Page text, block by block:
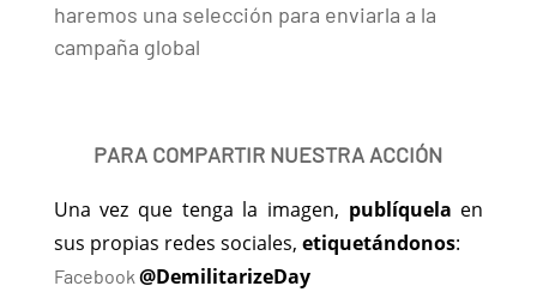
haremos una selección para enviarla a la
campaña global
PARA COMPARTIR NUESTRA ACCIÓN
Una vez que tenga la imagen, publíquela en
sus propias redes sociales, etiquetándonos:
Facebook @DemilitarizeDay